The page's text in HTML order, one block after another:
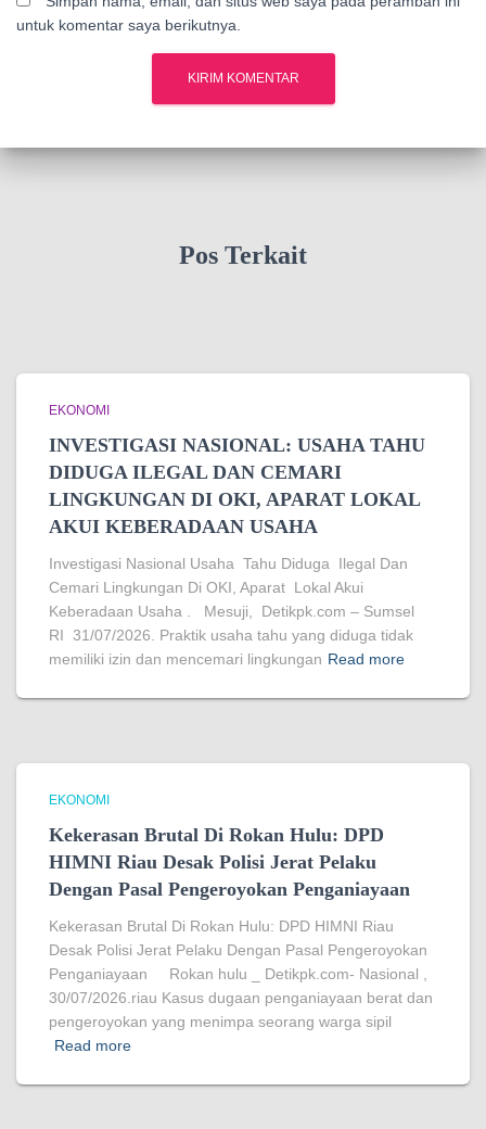
untuk komentar saya berikutnya.
Pos Terkait
EKONOMI
INVESTIGASI NASIONAL: USAHA TAHU
DIDUGA ILEGAL DAN CEMARI
LINGKUNGAN DI OKI, APARAT LOKAL
AKUI KEBERADAAN USAHA
Investigasi Nasional Usaha Tahu Diduga Ilegal Dan
Cemari Lingkungan Di OKI, Aparat Lokal Akui
Keberadaan Usaha . Mesuji, Detikpk.com – Sumsel
RI 31/07/2026. Praktik usaha tahu yang diduga tidak
memiliki izin dan mencemari lingkungan Read more
EKONOMI
Kekerasan Brutal Di Rokan Hulu: DPD
HIMNI Riau Desak Polisi Jerat Pelaku
Dengan Pasal Pengeroyokan Penganiayaan
Kekerasan Brutal Di Rokan Hulu: DPD HIMNI Riau
Desak Polisi Jerat Pelaku Dengan Pasal Pengeroyokan
Penganiayaan Rokan hulu _ Detikpk.com- Nasional ,
30/07/2026.riau Kasus dugaan penganiayaan berat dan
pengeroyokan yang menimpa seorang warga sipil
Read more